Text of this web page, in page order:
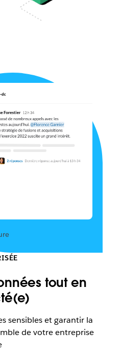
tout en
sensibles et garantir la
de votre entreprise